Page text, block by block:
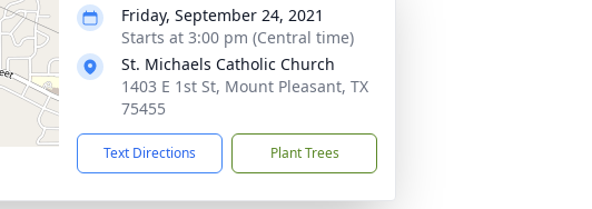
Friday, September 24, 2021
Starts at 3:00 pm (Central time)
St. Michaels Catholic Church
1403 E 1st St, Mount Pleasant, TX
75455
Text Directions Plant Trees